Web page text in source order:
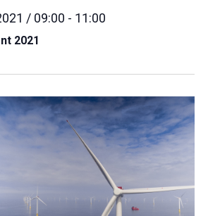
2021
/ 09:00 - 11:00